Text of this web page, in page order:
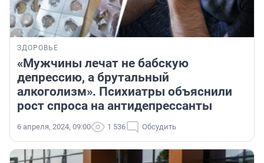
ЗДОРОВЬЕ
«Мужчины лечат не бабскую
депрессию, а брутальный
алкоголизм». Психиатры объяснили
рост спроса на антидепрессанты
6 апреля, 2024, 09:00 1 536 Обсудить